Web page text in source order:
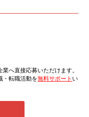
業へ直接応募いただけます。
・転職活動を無料サポート い